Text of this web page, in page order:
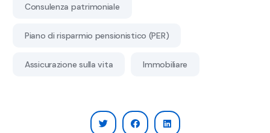
Consulenza patrimoniale
Piano di risparmio pensionistico (PER)
Assicurazione sulla vita Immobiliare